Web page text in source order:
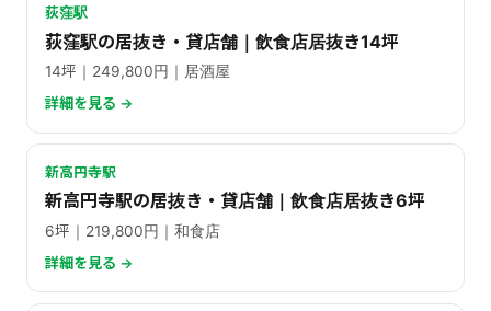
荻窪駅
荻窪駅の居抜き・貸店舗｜飲食店居抜き14坪
14坪｜249,800円｜居酒屋
詳細を見る →
新高円寺駅
新高円寺駅の居抜き・貸店舗｜飲食店居抜き6坪
6坪｜219,800円｜和食店
詳細を見る →